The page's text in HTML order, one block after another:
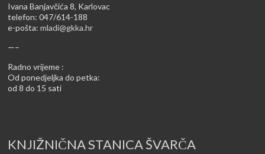
Ivana Banjavčića 8, Karlovac
telefon: 047/614-188
e-pošta:mladi@gkka.hr
—–
Radno vrijeme :
Od ponedjeljka do petka:
od 8 do 15 sati
KNJIŽNIČNA STANICA ŠVARČA